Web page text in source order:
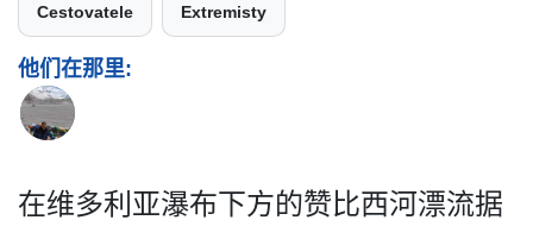
Cestovatele Extremisty
他们在那里:
在维多利亚瀑布下方的赞比西­河漂流据